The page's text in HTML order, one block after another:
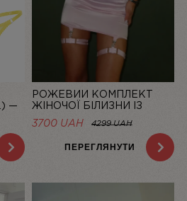
—
UAH.
РОЖЕВИЙ КОМПЛЕКТ
ЖІНОЧОЇ БІЛИЗНИ ІЗ
СІТОЧКИ ЗІ СПІДНИЦЕЮ
BASIC PINK | LINIYA
3700 UAH 4299 UAH
ПЕРЕГЛЯНУТИ